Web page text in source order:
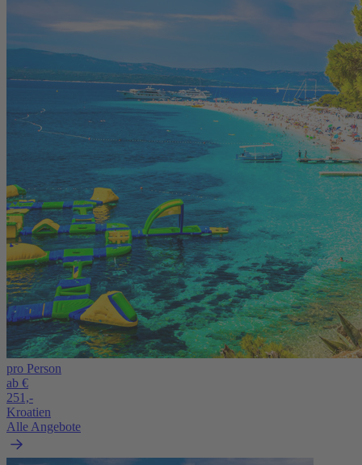
pro Person
ab €
251,-
Kroatien
Alle Angebote